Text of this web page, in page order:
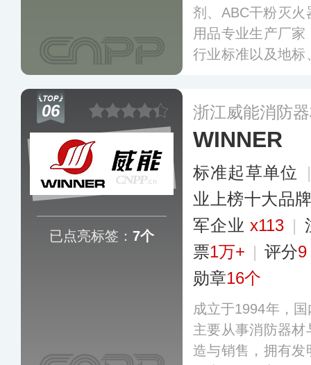
剂、ABC干粉灭
用品专业生产厂
行业标准以及地
为企业、家庭提
多
06
已点亮标签： 7个
浙江威能消防
WINNER
标准起草单位
业上榜十大品
军企业x113 |
票1万+ | 评分9
勋章16个
成立于1994年，
主要从事消防器
造与销售，拥有